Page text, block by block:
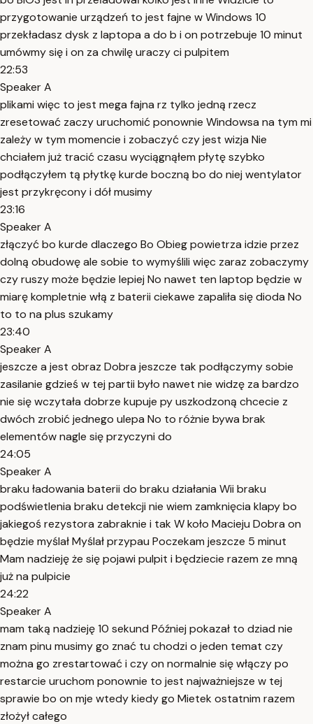
przygotowanie urządzeń to jest fajne w Windows 10
przekładasz dysk z laptopa a do b i on potrzebuje 10 minut
umówmy się i on za chwilę uraczy ci pulpitem
22:53
Speaker A
plikami więc to jest mega fajna rz tylko jedną rzecz
zresetować zaczy uruchomić ponownie Windowsa na tym mi
zależy w tym momencie i zobaczyć czy jest wizja Nie
chciałem już tracić czasu wyciągnąłem płytę szybko
podłączyłem tą płytkę kurde boczną bo do niej wentylator
jest przykręcony i dół musimy
23:16
Speaker A
złączyć bo kurde dlaczego Bo Obieg powietrza idzie przez
dolną obudowę ale sobie to wymyślili więc zaraz zobaczymy
czy ruszy może będzie lepiej No nawet ten laptop będzie w
miarę kompletnie włą z baterii ciekawe zapaliła się dioda No
to to na plus szukamy
23:40
Speaker A
jeszcze a jest obraz Dobra jeszcze tak podłączymy sobie
zasilanie gdzieś w tej partii było nawet nie widzę za bardzo
nie się wczytała dobrze kupuje py uszkodzoną chcecie z
dwóch zrobić jednego ulepa No to różnie bywa brak
elementów nagle się przyczyni do
24:05
Speaker A
braku ładowania baterii do braku działania Wii braku
podświetlenia braku detekcji nie wiem zamknięcia klapy bo
jakiegoś rezystora zabraknie i tak W koło Macieju Dobra on
będzie myślał Myślał przypau Poczekam jeszcze 5 minut
Mam nadzieję że się pojawi pulpit i będziecie razem ze mną
już na pulpicie
24:22
Speaker A
mam taką nadzieję 10 sekund Później pokazał to dziad nie
znam pinu musimy go znać tu chodzi o jeden temat czy
można go zrestartować i czy on normalnie się włączy po
restarcie uruchom ponownie to jest najważniejsze w tej
sprawie bo on mje wtedy kiedy go Mietek ostatnim razem
złożył całego